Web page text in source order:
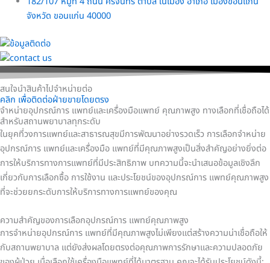
จังหวัด ขอนแก่น 40000
สนใจนำสินค้าไปจำหน่ายต่อ
คลิก เพื่อติดต่อฝ่ายขายโดยตรง
จำหน่ายอุปกรณ์การ แพทย์และเครื่องมือแพทย์ คุณภาพสูง ทางเลือกที่เชื่อถือได้
สำหรับสถานพยาบาลทุกระดับ
ในยุคที่วงการแพทย์และสาธารณสุขมีการพัฒนาอย่างรวดเร็ว การเลือกจำหน่าย
อุปกรณ์การ แพทย์และเครื่องมือ แพทย์ที่มีคุณภาพสูงเป็นสิ่งสำคัญอย่างยิ่งต่อ
การให้บริการทางการแพทย์ที่มีประสิทธิภาพ บทความนี้จะนำเสนอข้อมูลเชิงลึก
เกี่ยวกับการเลือกซื้อ การใช้งาน และประโยชน์ของอุปกรณ์การ แพทย์คุณภาพสูง
ที่จะช่วยยกระดับการให้บริการทางการแพทย์ของคุณ
ความสำคัญของการเลือกอุปกรณ์การ แพทย์คุณภาพสูง
การจำหน่ายอุปกรณ์การ แพทย์ที่มีคุณภาพสูงไม่เพียงแต่สร้างความน่าเชื่อถือให้
กับสถานพยาบาล แต่ยังส่งผลโดยตรงต่อคุณภาพการรักษาและความปลอดภัย